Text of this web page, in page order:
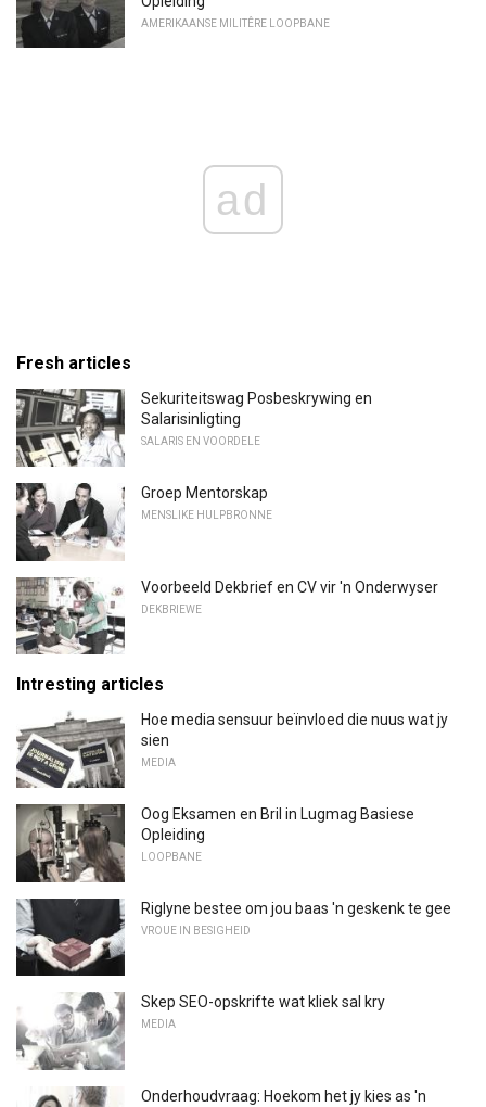
AMERIKAANSE MILITÊRE LOOPBANE
ad
Fresh articles
Sekuriteitswag Posbeskrywing en
Salarisinligting
SALARIS EN VOORDELE
Groep Mentorskap
MENSLIKE HULPBRONNE
Voorbeeld Dekbrief en CV vir 'n Onderwyser
DEKBRIEWE
Intresting articles
Hoe media sensuur beïnvloed die nuus wat jy
sien
MEDIA
Oog Eksamen en Bril in Lugmag Basiese
Opleiding
LOOPBANE
Riglyne bestee om jou baas 'n geskenk te gee
VROUE IN BESIGHEID
Skep SEO-opskrifte wat kliek sal kry
MEDIA
Onderhoudvraag: Hoekom het jy kies as 'n